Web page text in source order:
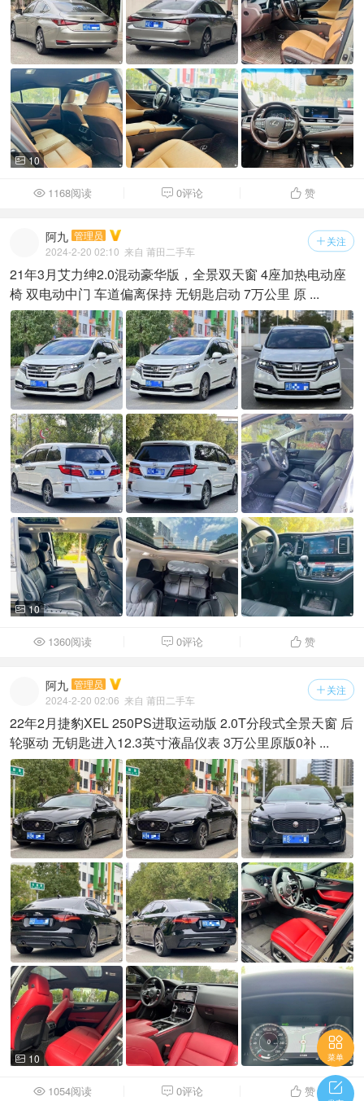
 10
 1168阅读  0评论  赞
 关注
阿九 管理员
2024-2-20 02:10 来自 莆田二手车
21年3月艾力绅2.0混动豪华版，全景双天窗 4座加热电动座
椅 双电动中门 车道偏离保持 无钥匙启动 7万公里 原 ...
 10
 1360阅读  0评论  赞
 关注
阿九 管理员
2024-2-20 02:06 来自 莆田二手车
22年2月捷豹XEL 250PS进取运动版 2.0T分段式全景天窗 后
轮驱动 无钥匙进入12.3英寸液晶仪表 3万公里原版0补 ...
 10
 1054阅读  0评论  赞

菜单
